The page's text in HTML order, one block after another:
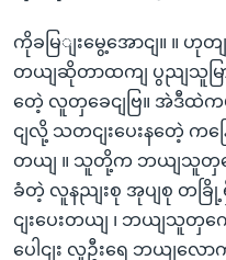
ကိုခမြျးမွေ့အောငျ။ ။ ဟု
တယျဆိုတာထကျ ပွညျသူမြာ
တေဲ့ လူတှခေငျဗြ။ အဲဒီ
ငျလို့ သတငျးပေးနတေဲ့ က
တယျ ။ သူတို့က ဘယျသူတှလ
ခံတဲ့ လူနညျးစု အုပျစု တခ
ငျးပေးတယျ ၊ ဘယျသူတှက
ပေါငျး လူဦးရေ ဘယျလေ